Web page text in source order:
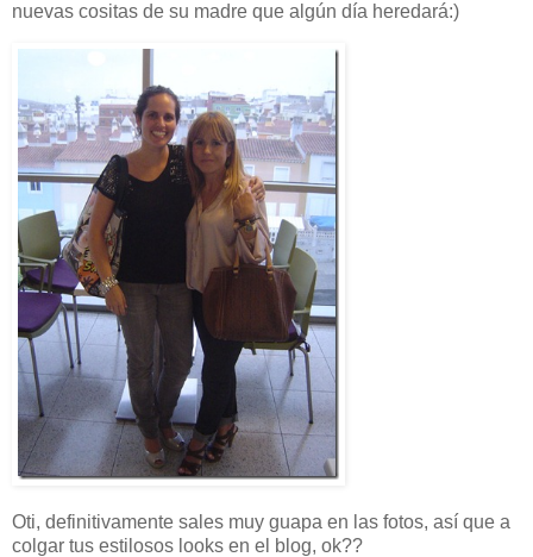
nuevas cositas de su madre que algún día heredará:)
Oti, definitivamente sales muy guapa en las fotos, así que a
colgar tus estilosos looks en el blog, ok??